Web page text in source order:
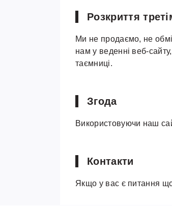
Розкриття
Ми не продаємо, не
нам у веденні веб-
таємниці.
Згода
Використовуючи наш
Контакти
Якщо у вас є питання